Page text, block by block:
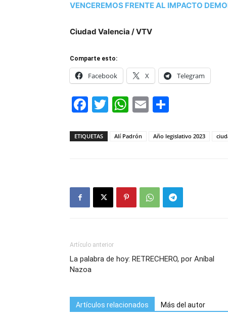
VENCEREMOS FRENTE AL IMPACTO
Ciudad Valencia / VTV
Comparte esto:
Facebook X Telegram
Facebook
Twitter
WhatsApp
Email
ETIQUETAS Alí Padrón Año legislativo 2023
Artículo anterior
La palabra de hoy: RETRECHERO, por Aníbal
Nazoa
Artículos relacionados Más del autor